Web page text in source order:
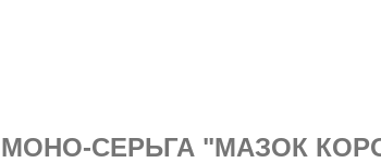
МОНО-СЕРЬГА "МАЗОК